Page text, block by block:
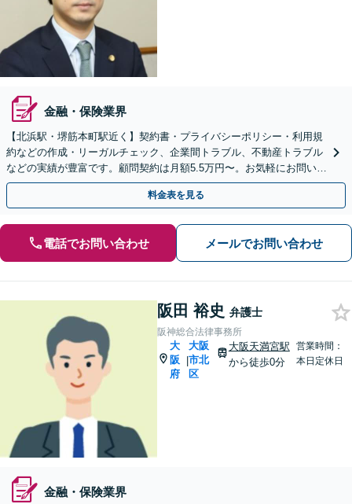
金融・保険業界
【北浜駅・堺筋本町駅近く】契約書・プライバシーポリシー・利用規
約などの作成・リーガルチェック、企業間トラブル、不動産トラブル
などの実績が豊富です。顧問契約は月額5.5万円〜。お気軽にお問い合
わせください【WEB面談可】【休日・夜間相談可】
料金表を見る
電話でお問い合わせ メールでお問い合わせ
阪田 裕史 弁護士
阪神総合法律事務所
大
阪
府
|
大阪
市北
区
大阪天満宮駅
から徒歩0分
営業時間：
本日定休日
金融・保険業界